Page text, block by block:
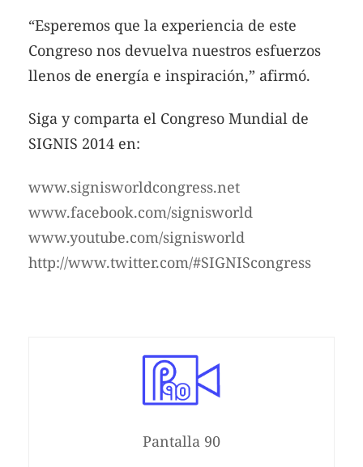
“Esperemos que la experiencia de este
Congreso nos devuelva nuestros esfuerzos
llenos de energía e inspiración,” afirmó.
Siga y comparta el Congreso Mundial de
SIGNIS 2014 en:
www.signisworldcongress.net
www.facebook.com/signisworld
www.youtube.com/signisworld
http://www.twitter.com/#SIGNIScongress
Pantalla 90